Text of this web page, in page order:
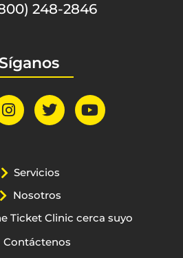
248-2846
Síganos
Servicios
Nosotros
Ticket Clinic cerca suyo
Contáctenos